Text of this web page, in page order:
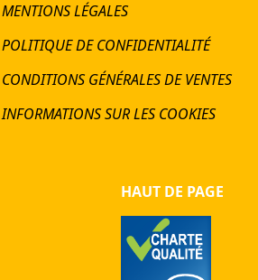
MENTIONS LÉGALES
POLITIQUE DE CONFIDENTIALITÉ
CONDITIONS GÉNÉRALES DE VENTES
INFORMATIONS SUR LES COOKIES
HAUT DE PAGE